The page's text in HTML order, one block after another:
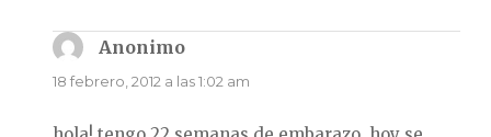
Anonimodice:
18 febrero, 2012 a las 1:02 am